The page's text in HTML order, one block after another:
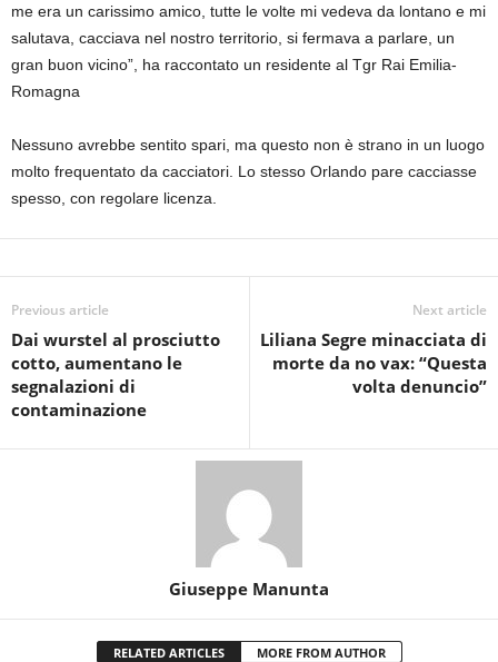
me era un carissimo amico, tutte le volte mi vedeva da lontano e mi
salutava, cacciava nel nostro territorio, si fermava a parlare, un
gran buon vicino”, ha raccontato un residente al Tgr Rai Emilia-
Romagna
Nessuno avrebbe sentito spari, ma questo non è strano in un luogo
molto frequentato da cacciatori. Lo stesso Orlando pare cacciasse
spesso, con regolare licenza.
Previous article
Dai wurstel al prosciutto
cotto, aumentano le
segnalazioni di
contaminazione
Next article
Liliana Segre minacciata di
morte da no vax: “Questa
volta denuncio”
Giuseppe Manunta
RELATED ARTICLES MORE FROM AUTHOR